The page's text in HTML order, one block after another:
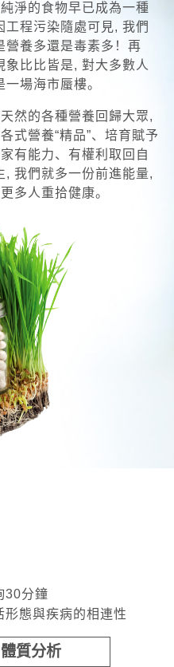
淨的食物早已成為一種
程污染隨處可見, 我們
營養多還是毒素多！再
比比皆是, 對大多數人
場海市蜃樓。
然的各種營養回歸大眾,
式營養“精品”、培育賦予
有能力、有權利取回自
, 我們就多一份前進能量,
多人重拾健康。
30分鐘
形態與疾病的相連性
體質分析